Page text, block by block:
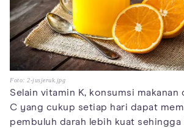
Foto: 2-jusjeruk.jpg
Selain vitamin K, konsumsi makanan
C yang cukup setiap hari dapat
pembuluh darah lebih kuat sehingga